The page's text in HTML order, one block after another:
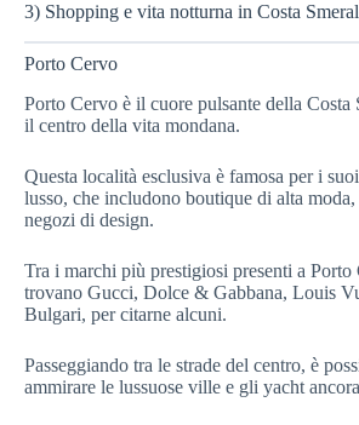
3) Shopping e vita notturna in Costa
Porto Cervo
Porto Cervo è il cuore pulsante della Costa
il centro della vita mondana.
Questa località esclusiva è famosa per i
lusso, che includono boutique di alta
negozi di design.
Tra i marchi più prestigiosi presenti a Porto
trovano Gucci, Dolce & Gabbana, Louis
Bulgari, per citarne alcuni.
Passeggiando tra le strade del centro, è
ammirare le lussuose ville e gli yacht